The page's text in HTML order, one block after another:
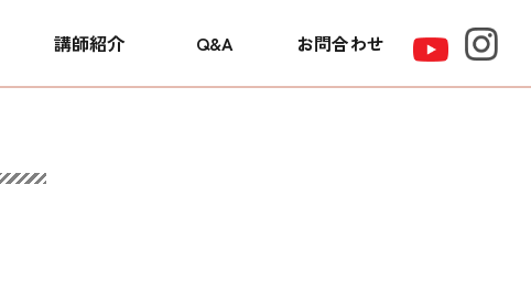
講師紹介 Q&A お問合わせ